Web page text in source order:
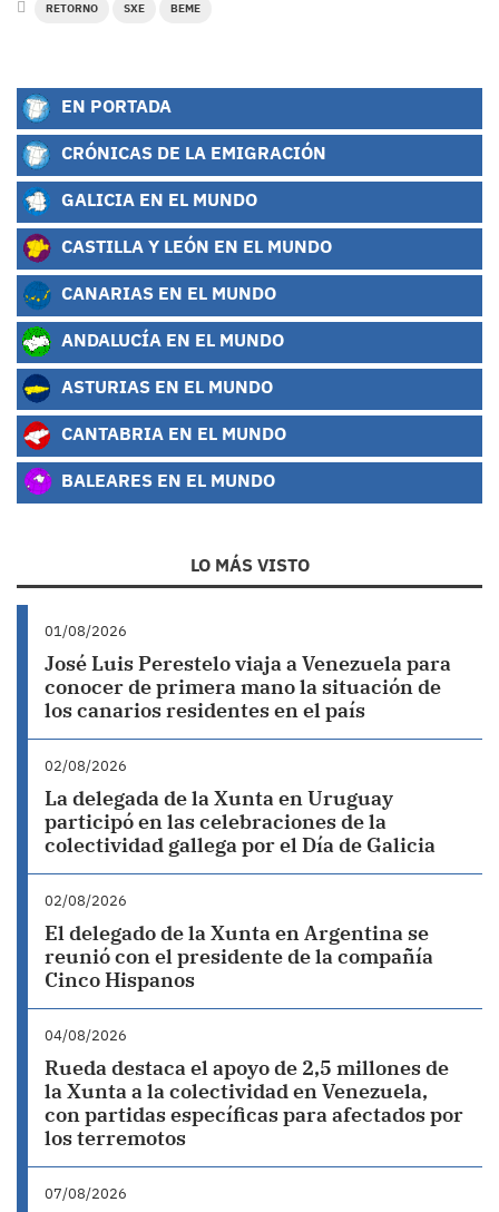
RETORNO SXE BEME
EN PORTADA
CRÓNICAS DE LA EMIGRACIÓN
GALICIA EN EL MUNDO
CASTILLA Y LEÓN EN EL MUNDO
CANARIAS EN EL MUNDO
ANDALUCÍA EN EL MUNDO
ASTURIAS EN EL MUNDO
CANTABRIA EN EL MUNDO
BALEARES EN EL MUNDO
LO MÁS VISTO
01/08/2026
José Luis Perestelo viaja a Venezuela para
conocer de primera mano la situación de
los canarios residentes en el país
02/08/2026
La delegada de la Xunta en Uruguay
participó en las celebraciones de la
colectividad gallega por el Día de Galicia
02/08/2026
El delegado de la Xunta en Argentina se
reunió con el presidente de la compañía
Cinco Hispanos
04/08/2026
Rueda destaca el apoyo de 2,5 millones de
la Xunta a la colectividad en Venezuela,
con partidas específicas para afectados por
los terremotos
07/08/2026